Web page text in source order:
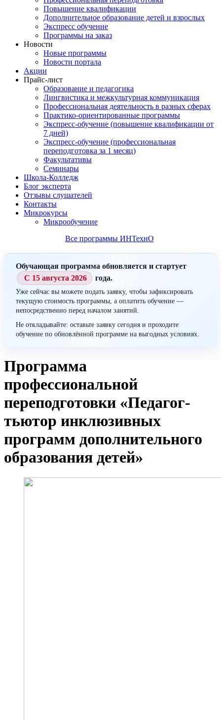
Повышение квалификации
Дополнительное образование детей и взрослых
Экспресс обучение
Программы на заказ
Новости
Новые программы
Новости портала
Акции
Прайс-лист
Образование и педагогика
Лингвистика и межкультурная коммуникация
Профессиональная деятельность в разных сферах
Практико-ориентированные программы
Экспресс-обучение (повышение квалификации от
7 дней)
Экспресс-обучение (профессиональная
переподготовка за 1 месяц)
Факультативы
Семинары
Школа-Колледж
Блог эксперта
Отзывы слушателей
Контакты
Микрокурсы
Микрообучение
Все программы ИНТехнО
Обучающая программа обновляется и стартует
С 15 августа 2026
года.
Уже сейчас вы можете подать заявку, чтобы зафиксировать
текущую стоимость программы, а оплатить обучение —
непосредственно перед началом занятий.
Не откладывайте: оставьте заявку сегодня и проходите
обучение по обновлённой программе на выгодных условиях.
Программа
профессиональной
переподготовки «Педагог-
тьютор инклюзивных
программ дополнительного
образования детей»